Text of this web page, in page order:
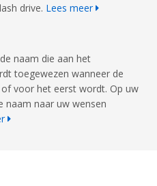
drive. Lees meer
naam die aan het
toegewezen wanneer de
voor het eerst wordt. Op uw
naam naar uw wensen